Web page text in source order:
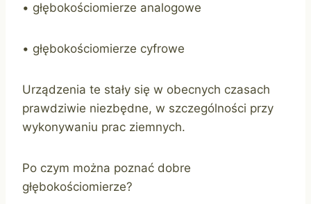
• głębokościomierze analogowe
• głębokościomierze cyfrowe
Urządzenia te stały się w obecnych czasach
prawdziwie niezbędne, w szczególności przy
wykonywaniu prac ziemnych.
Po czym można poznać dobre
głębokościomierze?